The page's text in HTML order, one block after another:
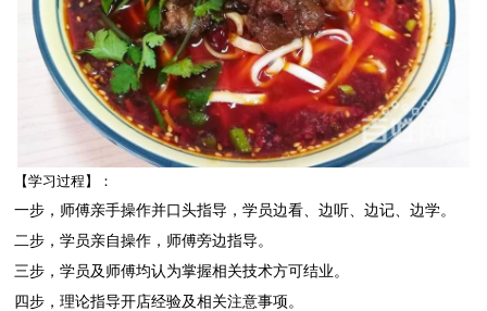
【学习过程】：
一步，师傅亲手操作并口头指导，学员边看、边听、边记、边学。
二步，学员亲自操作，师傅旁边指导。
三步，学员及师傅均认为掌握相关技术方可结业。
四步，理论指导开店经验及相关注意事项。